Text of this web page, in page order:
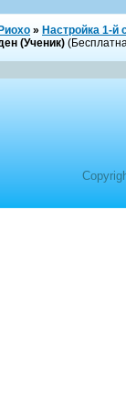
» Настройка 1-й
(Ученик)